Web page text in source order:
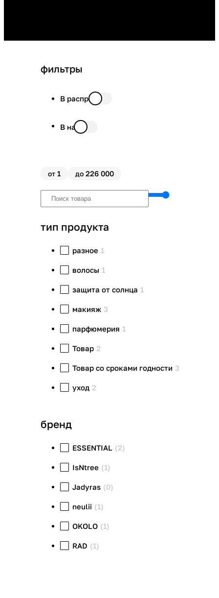
фильтры
В распродаже
В наличии
от 1 до 226 000
тип продукта
разное 1
волосы 1
защита от солнца 1
макияж 3
парфюмерия 1
Товар 2
Товар со сроками годности 3
уход 2
бренд
ESSENTIAL (2)
IsNtree (1)
Jadyras (0)
neulii (1)
OKOLO (1)
RAD (1)